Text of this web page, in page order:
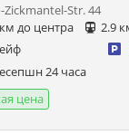
Str. 44
до центра
2.9
24 часа
цена